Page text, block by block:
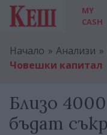
MY
CASH
Начало Анализи
Човешки капитал
Близо
бъдат